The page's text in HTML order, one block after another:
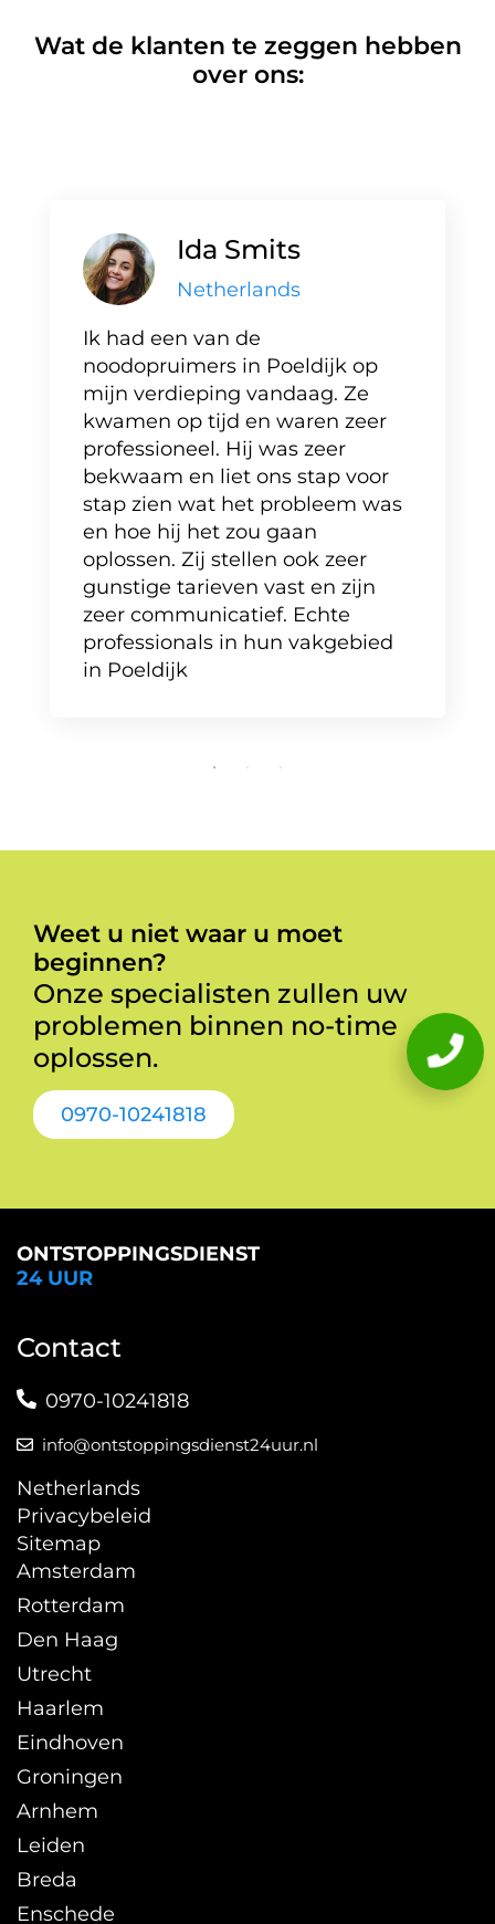
Wat de klanten te zeggen hebben
over ons:
Ida Smits
Netherlands
Ik had een van de
noodopruimers in Poeldijk op
mijn verdieping vandaag. Ze
kwamen op tijd en waren zeer
professioneel. Hij was zeer
bekwaam en liet ons stap voor
stap zien wat het probleem was
en hoe hij het zou gaan
oplossen. Zij stellen ook zeer
gunstige tarieven vast en zijn
zeer communicatief. Echte
professionals in hun vakgebied
in Poeldijk
Weet u niet waar u moet
beginnen?
Onze specialisten zullen uw
problemen binnen no-time
oplossen.
0970-10241818
ONTSTOPPINGSDIENST
24 UUR
Contact
0970-10241818
info@ontstoppingsdienst24uur.nl
Netherlands
Privacybeleid
Sitemap
Amsterdam
Rotterdam
Den Haag
Utrecht
Haarlem
Eindhoven
Groningen
Arnhem
Leiden
Breda
Enschede